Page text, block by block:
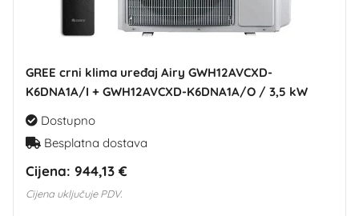
GREE crni klima uređaj Airy GWH12AVCXD-
K6DNA1A/I + GWH12AVCXD-K6DNA1A/O / 3,5 kW
Dostupno
Besplatna dostava
Cijena: 944,13 €
Cijena uključuje PDV.